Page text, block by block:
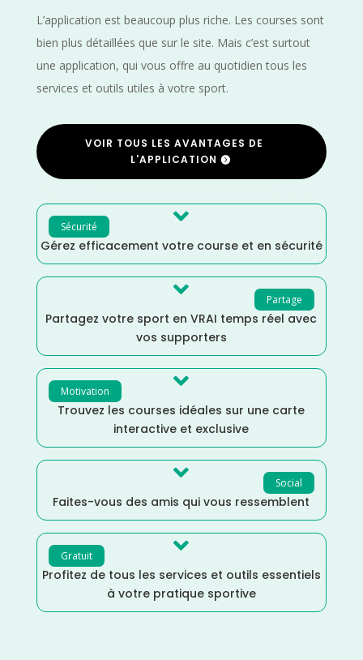
L’application est beaucoup plus riche. Les courses sont
bien plus détaillées que sur le site. Mais c’est surtout
une application, qui vous offre au quotidien tous les
services et outils utiles à votre sport.
VOIR TOUS LES AVANTAGES DE
L'APPLICATION
Sécurité 
Gérez efficacement votre course et en sécurité
Partage

Partagez votre sport en VRAI temps réel avec
vos supporters
Motivation 
Trouvez les courses idéales sur une carte
interactive et exclusive
Social

Faites-vous des amis qui vous ressemblent
Gratuit 
Profitez de tous les services et outils essentiels
à votre pratique sportive